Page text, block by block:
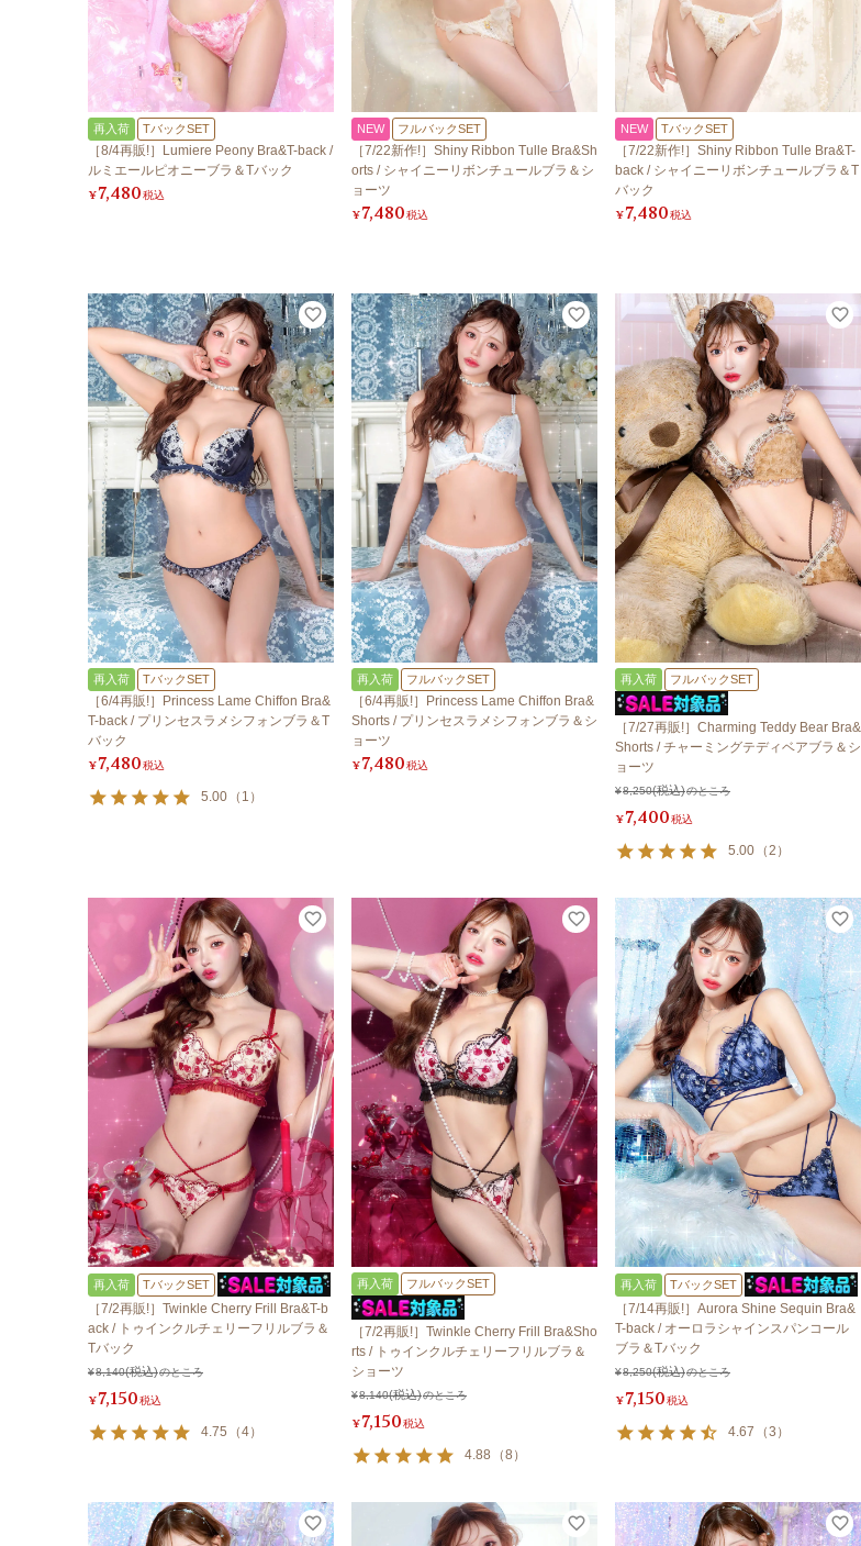
再入荷 TバックSET
［8/4再販!］Lumiere Peony Bra&T-back /
ルミエールピオニーブラ＆Tバック
¥7,480税込
NEW フルバックSET
［7/22新作!］Shiny Ribbon Tulle Bra&Sh
orts / シャイニーリボンチュールブラ＆シ
ョーツ
¥7,480税込
NEW TバックSET
［7/22新作!］Shiny Ribbon Tulle Bra&T-
back / シャイニーリボンチュールブラ＆T
バック
¥7,480税込
再入荷 TバックSET
［6/4再販!］Princess Lame Chiffon Bra&
T-back / プリンセスラメシフォンブラ＆T
バック
¥7,480税込
5.00 （ 1 ）
再入荷 フルバックSET
［6/4再販!］Princess Lame Chiffon Bra&
Shorts / プリンセスラメシフォンブラ＆シ
ョーツ
¥7,480税込
再入荷 フルバックSET
［7/27再販!］Charming Teddy Bear Bra&
Shorts / チャーミングテディベアブラ＆シ
ョーツ
¥8,250 のところ
¥7,400税込
5.00 （2 ）
再入荷 TバックSET
［7/2再販!］Twinkle Cherry Frill Bra&T-b
ack / トゥインクルチェリーフリルブラ＆
Tバック
¥8,140 のところ
¥7,150税込
4.75 （4）
再入荷 フルバックSET
［7/2再販!］Twinkle Cherry Frill Bra&Sho
rts / トゥインクルチェリーフリルブラ＆
ショーツ
¥8,140 のところ
¥7,150税込
4.88 （8 ）
再入荷 TバックSET
［7/14再販!］Aurora Shine Sequin Bra&
T-back / オーロラシャインスパンコール
ブラ＆Tバック
¥8,250 のところ
¥7,150税込
4.67 （3 ）